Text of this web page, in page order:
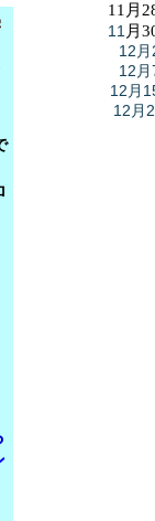
11月
11 月
12
12
12月
12月